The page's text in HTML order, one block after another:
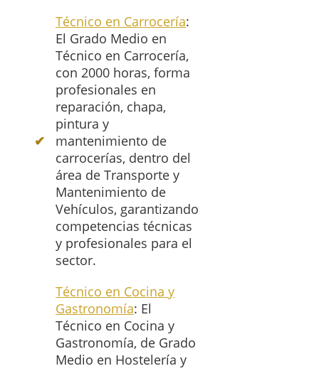
Técnico en Carrocería:
El Grado Medio en
Técnico en Carrocería,
con 2000 horas, forma
profesionales en
reparación, chapa,
pintura y
mantenimiento de
carrocerías, dentro del
área de Transporte y
Mantenimiento de
Vehículos, garantizando
competencias técnicas
y profesionales para el
sector.
Técnico en Cocina y
Gastronomía: El
Técnico en Cocina y
Gastronomía, de Grado
Medio en Hostelería y